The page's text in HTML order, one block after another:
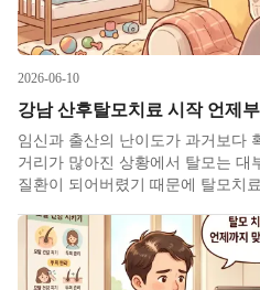
2026-06-10
강남 산후탈모치료 시작 언제
임신과 출산의 난이도가 과거보다
거리가 많아진 상황에서 탈모는 대
질환이 되어버렸기 때문에 탈모치
와 전통을 자랑하는 대표성 있는
이 늘어나 원래